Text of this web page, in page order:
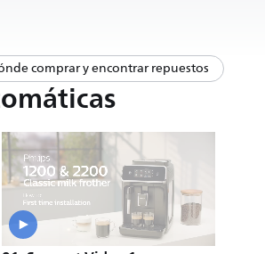
comprar y encontrar repuestos